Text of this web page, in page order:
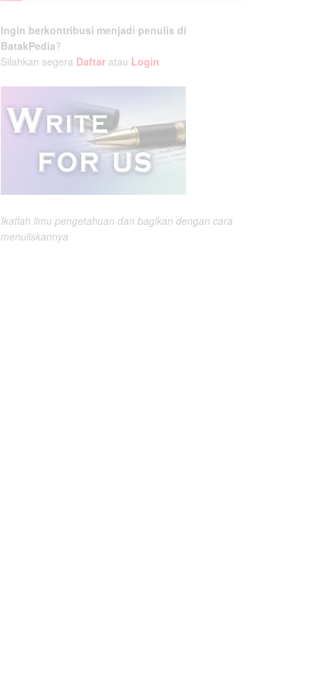
Ingin berkontribusi menjadi penulis di
BatakPedia?
Silahkan segera Daftar atau Login
Ikatlah ilmu pengetahuan dan bagikan dengan cara
menuliskannya